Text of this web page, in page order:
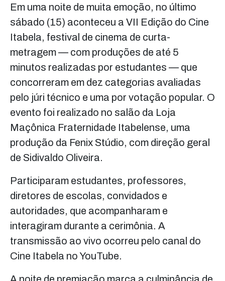
Em uma noite de muita emoção, no último
sábado (15) aconteceu a VII Edição do Cine
Itabela, festival de cinema de curta-
metragem — com produções de até 5
minutos realizadas por estudantes — que
concorreram em dez categorias avaliadas
pelo júri técnico e uma por votação popular. O
evento foi realizado no salão da Loja
Maçônica Fraternidade Itabelense, uma
produção da Fenix Stúdio, com direção geral
de Sidivaldo Oliveira.
Participaram estudantes, professores,
diretores de escolas, convidados e
autoridades, que acompanharam e
interagiram durante a cerimônia. A
transmissão ao vivo ocorreu pelo canal do
Cine Itabela no YouTube.